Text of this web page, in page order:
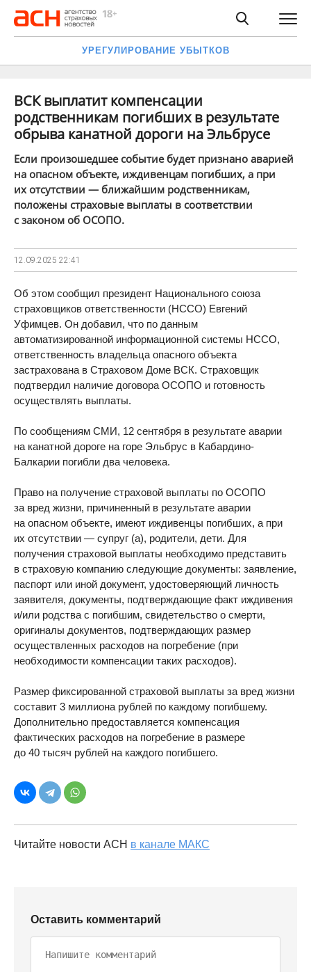
УРЕГУЛИРОВАНИЕ УБЫТКОВ
ВСК выплатит компенсации
родственникам погибших в результате
обрыва канатной дороги на Эльбрусе
Если произошедшее событие будет признано аварией
на опасном объекте, иждивенцам погибших, а при
их отсутствии — ближайшим родственникам,
положены страховые выплаты в соответствии
с законом об ОСОПО.
12.09.2025 22:41
Об этом сообщил президент Национального союза
страховщиков ответственности (НССО) Евгений
Уфимцев. Он добавил, что по данным
автоматизированной информационной системы НССО,
ответственность владельца опасного объекта
застрахована в Страховом Доме ВСК. Страховщик
подтвердил наличие договора ОСОПО и готовность
осуществлять выплаты.
По сообщениям СМИ, 12 сентября в результате аварии
на канатной дороге на горе Эльбрус в Кабардино-
Балкарии погибли два человека.
Право на получение страховой выплаты по ОСОПО
за вред жизни, причиненный в результате аварии
на опасном объекте, имеют иждивенцы погибших, а при
их отсутствии — супруг (а), родители, дети. Для
получения страховой выплаты необходимо представить
в страховую компанию следующие документы: заявление,
паспорт или иной документ, удостоверяющий личность
заявителя, документы, подтверждающие факт иждивения
и/или родства с погибшим, свидетельство о смерти,
оригиналы документов, подтверждающих размер
осуществленных расходов на погребение (при
необходимости компенсации таких расходов).
Размер фиксированной страховой выплаты за вред жизни
составит 3 миллиона рублей по каждому погибшему.
Дополнительно предоставляется компенсация
фактических расходов на погребение в размере
до 40 тысяч рублей на каждого погибшего.
Читайте новости АСН в канале МАКС
Оставить комментарий